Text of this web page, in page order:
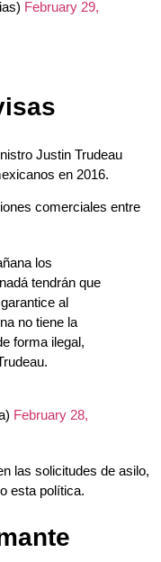
February 29,
Justin Trudeau
en 2016.
comerciales entre
los
tendrán que
al
no tiene la
forma ilegal,
February 28,
las solicitudes de asilo,
esta política.